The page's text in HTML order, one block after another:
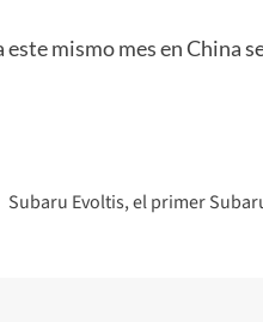
este mismo mes en China
Subaru Evoltis, el primer